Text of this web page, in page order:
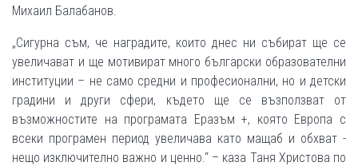
Михаил Балабанов.
„Сигурна съм, че наградите, които днес ни събират ще се
увеличават и ще мотивират много български образователни
институции – не само средни и професионални, но и детски
градини и други сфери, където ще се възползват от
възможностите на програмата Еразъм +, която Европа с
всеки програмен период увеличава като мащаб и обхват -
нещо изключително важно и ценно.“ – каза Таня Христова по